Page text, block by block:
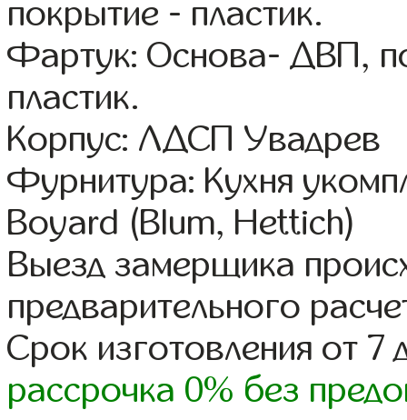
покрытие - пластик.
Фартук: Основа- ДВП,
пластик.
Корпус: ЛДСП Увадрев
Фурнитура: Кухня
Boyard (Blum, Hettich)
Выезд замерщика
предварительного
Срок изготовления от 7
рассрочка 0% без